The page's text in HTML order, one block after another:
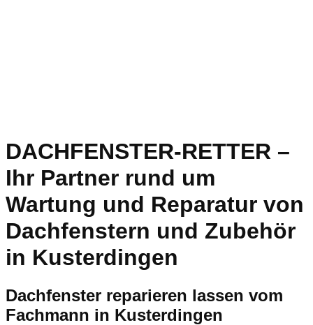
DACHFENSTER-RETTER –
Ihr Partner rund um
Wartung und Reparatur von
Dachfenstern und Zubehör
in Kusterdingen
Dachfenster reparieren lassen vom
Fachmann in Kusterdingen